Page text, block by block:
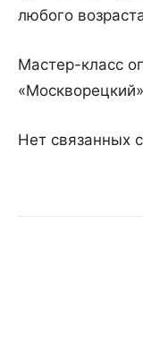
любого
Мастер-класс
Нет связанных